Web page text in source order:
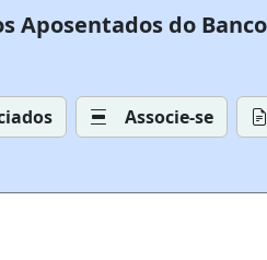
Aposentados do
Associe-se